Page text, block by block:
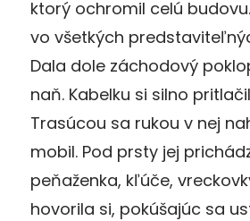
ktorý ochromil celú
vo všetkých
Dala dole záchodový
naň. Kabelku si silno
Trasúcou sa rukou v nej
mobil. Pod prsty jej
peňaženka, kľúče,
hovorila si, pokúšajúc sa